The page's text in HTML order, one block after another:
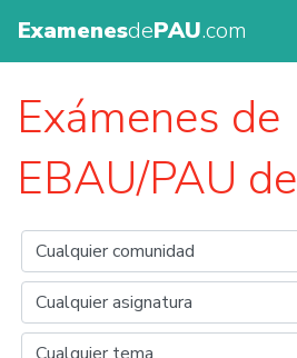
ExamenesdePAU.com
Exámenes de
EBAU/PAU de